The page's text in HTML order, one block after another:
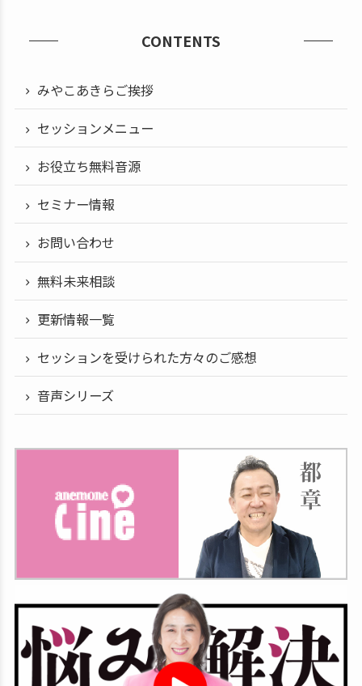
CONTENTS
みやこあきらご挨拶
セッションメニュー
お役立ち無料音源
セミナー情報
お問い合わせ
無料未来相談
更新情報一覧
セッションを受けられた方々のご感想
音声シリーズ